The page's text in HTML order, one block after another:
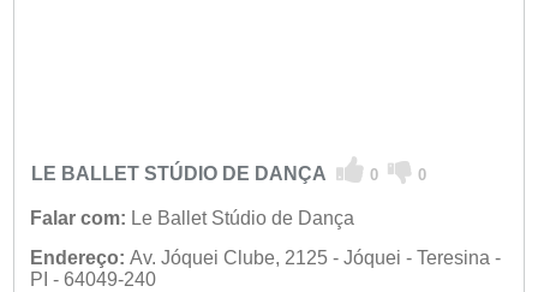
LE BALLET STÚDIO DE DANÇA 0 0
Falar com: Le Ballet Stúdio de Dança
Endereço: Av. Jóquei Clube, 2125 - Jóquei - Teresina -
PI - 64049-240